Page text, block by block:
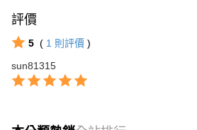
評價
5 ( 1 則評價 )
sun81315